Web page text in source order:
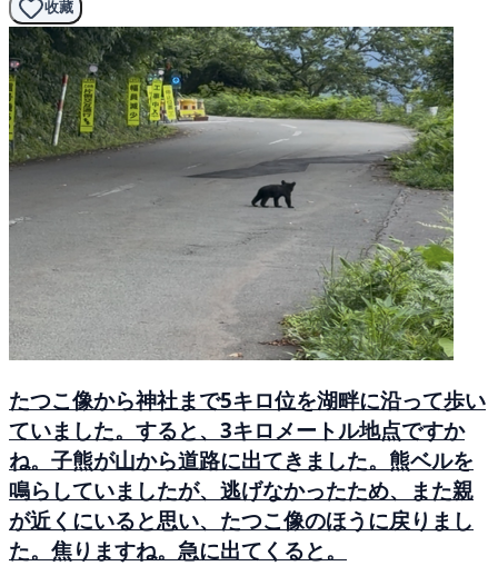
收藏
たつこ像から神社まで5キロ位を湖畔に沿って歩い
ていました。すると、3キロメートル地点ですか
ね。子熊が山から道路に出てきました。熊ベルを
鳴らしていましたが、逃げなかったため、また親
が近くにいると思い、たつこ像のほうに戻りまし
た。焦りますね。急に出てくると。